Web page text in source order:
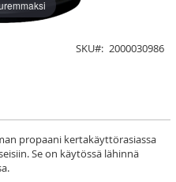
SKU 2000030986
propaani kertakäyttörasiassa
Se on käytössä lähinnä